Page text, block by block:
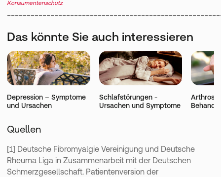
Konsumentenschutz
Das könnte Sie auch interessieren
Depression – Symptome
und Ursachen
Schlafstörungen -
Ursachen und Symptome
Arthrose
Quellen
[1] Deutsche Fibromyalgie Vereinigung und Deutsche
Rheuma Liga in Zusammenarbeit mit der Deutschen
Schmerzgesellschaft. Patientenversion der